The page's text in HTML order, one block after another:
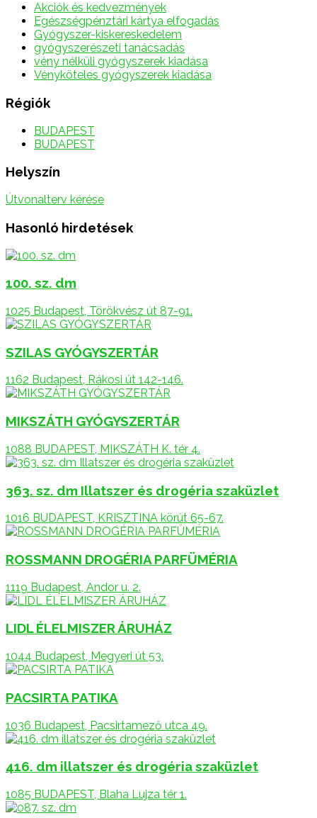
Akciók és kedvezmények
Egészségpénztári kártya elfogadás
Gyógyszer-kiskereskedelem
gyógyszerészeti tanácsadás
vény nélküli gyógyszerek kiadása
Vényköteles gyógyszerek kiadása
Régiók
BUDAPEST
BUDAPEST
Helyszín
Útvonalterv kérése
Hasonló hirdetések
100. sz. dm
1025 Budapest, Törökvész út 87-91.
SZILAS GYÓGYSZERTÁR
1162 Budapest, Rákosi út 142-146.
MIKSZÁTH GYÓGYSZERTÁR
1088 BUDAPEST, MIKSZÁTH K. tér 4.
363. sz. dm Illatszer és drogéria szaküzlet
1016 BUDAPEST, KRISZTINA körút 65-67.
ROSSMANN DROGÉRIA PARFÜMÉRIA
1119 Budapest, Andor u. 2.
LIDL ÉLELMISZER ÁRUHÁZ
1044 Budapest, Megyeri út 53.
PACSIRTA PATIKA
1036 Budapest, Pacsirtamező utca 49.
416. dm illatszer és drogéria szaküzlet
1085 BUDAPEST, Blaha Lujza tér 1.